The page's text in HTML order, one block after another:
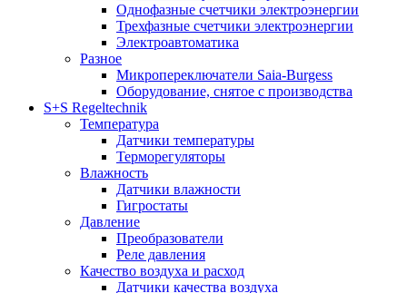
Однофазные счетчики электроэнергии
Трехфазные счетчики электроэнергии
Электроавтоматика
Разное
Микропереключатели Saia-Burgess
Оборудование, снятое с производства
S+S Regeltechnik
Температура
Датчики температуры
Терморегуляторы
Влажность
Датчики влажности
Гигростаты
Давление
Преобразователи
Реле давления
Качество воздуха и расход
Датчики качества воздуха